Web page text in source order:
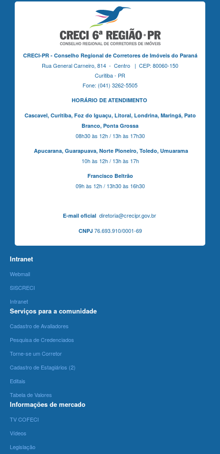
CRECI-PR - Conselho Regional de Corretores de Imóveis do Paraná
Rua General Carneiro, 814 - Centro | CEP: 80060-150
Curitiba - PR
Fone: (041) 3262-5505
HORÁRIO DE ATENDIMENTO
Cascavel, Curitiba,Foz do Iguaçu, Litoral, Londrina, Maringá, Pato
Branco, Ponta Grossa
08h30 às 12h / 13h às 17h30
Apucarana, Guarapuava, Norte Pioneiro, Toledo, Umuarama
10h às 12h / 13h às 17h
Francisco Beltrão
09h às 12h / 13h30 às 16h30
E-mail oficialdiretoria@crecipr.gov.br
CNPJ76.693.910/0001-69
Intranet
Webmail
SISCRECI
Intranet
Serviços para a comunidade
Cadastro de Avaliadores
Pesquisa de Credenciados
Torne-se um Corretor
Cadastro de Estagiários (2)
Editais
Tabela de Valores
Informações de mercado
TV COFECI
Vídeos
Legislação